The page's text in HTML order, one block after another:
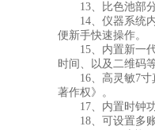
13、比色池部分
14、仪器系统内
便新手快速操作。
15、内置新一代
时间、以及二维码
16、高灵敏7寸真
著作权》。
17、内置时钟功
18、可设置多账